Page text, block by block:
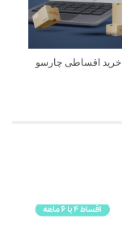
خرید اقساطی چارسو